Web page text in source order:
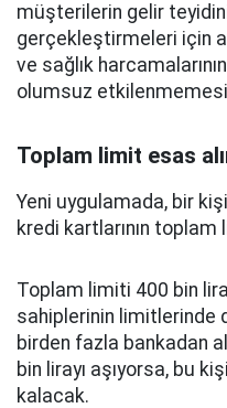
müşterilerin gelir
gerçekleştirmeleri için
ve sağlık
olumsuz
Toplam limit esas
Yeni uygulamada, bir
kredi kartlarının
Toplam limiti 400 bin
sahiplerinin limitlerinde
birden fazla bankadan
bin lirayı aşıyorsa, bu
kalacak.